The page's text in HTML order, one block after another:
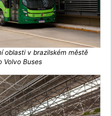
oblasti v brazilském městě
Volvo Buses